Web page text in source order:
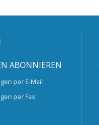
ABONNIEREN
per E-Mail
per Fax